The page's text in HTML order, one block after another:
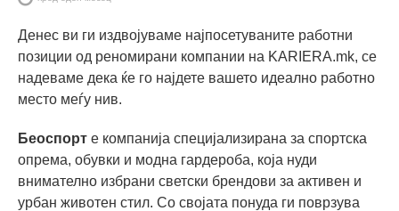
Денес ви ги издвојуваме најпосетуваните работни
позиции од реномирани компании на KARIERA.mk, се
надеваме дека ќе го најдете вашето идеално работно
место меѓу нив.
Беоспорт е компанија специјализирана за спортска
опрема, обувки и модна гардероба, која нуди
внимателно избрани светски брендови за активен и
урбан животен стил. Со својата понуда ги поврзува